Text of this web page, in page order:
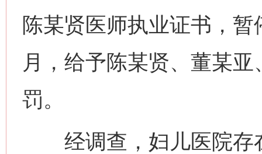
陈某贤医师执业证书，
月，给予陈某贤、董某
罚。
经调查，妇儿医院存